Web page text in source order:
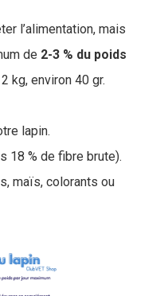
l’alimentation, mais
de 2-3 % du poids
kg, environ 40 gr.
lapin.
18 % de fibre brute).
maïs, colorants ou